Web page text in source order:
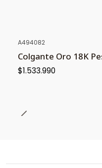
A494082
Colgante Oro 18K
$1.533.990